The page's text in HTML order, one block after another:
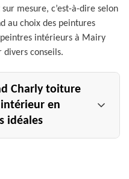
mesure, c’est-à-dire selon
au choix des peintures
intérieurs à Mairy
conseils.
Charly toiture
en
idéales